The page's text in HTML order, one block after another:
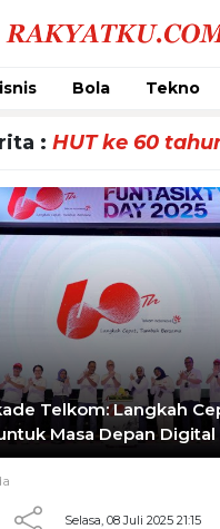
Bola Tekno
: HUT ke 60
Telkom: Langkah
Masa Depan
Selasa, 08 Juli 2025 21:15